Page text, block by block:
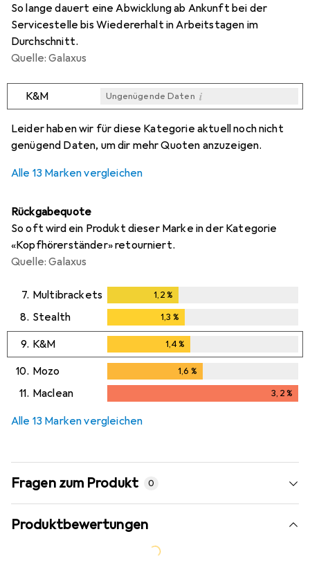
So lange dauert eine Abwicklung ab Ankunft bei der
Servicestelle bis Wiedererhalt in Arbeitstagen im
Durchschnitt.
Quelle: Galaxus
K&M Ungenügende Daten i
Leider haben wir für diese Kategorie aktuell noch nicht
genügend Daten, um dir mehr Quoten anzuzeigen.
Alle 13 Marken vergleichen
Rückgabequote
So oft wird ein Produkt dieser Marke in der Kategorie
«Kopfhörerständer» retourniert.
Quelle: Galaxus
7. Multibrackets 1,2%
8. Stealth 1,3 %
9. K&M 1,4%
10. Mozo 1,6 %
11. Maclean 3,2%
Alle 13 Marken vergleichen
Fragen zum Produkt 0
Produktbewertungen